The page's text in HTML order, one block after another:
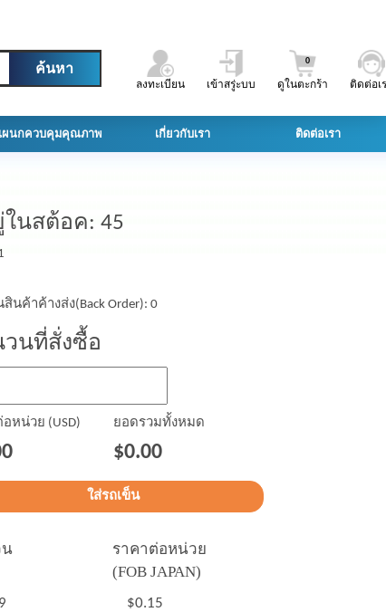
ลงทะเบียน เข้าสรู่ะบบ ดูในตะกร้า
0
ติดต่อเ
ผนกควบคุมคุณภาพ เกี่ยวกับเรา ติดต่อเรา
นสต้อค: 45
นค้าค้างส่ง(Back Order): 0
วนที่สั่งซื้อ
หน่วย (USD) ยอดรวมทั้งหมด
$0.00
น
ราคาต่อหน่วย
(FOB JAPAN)
$0.15